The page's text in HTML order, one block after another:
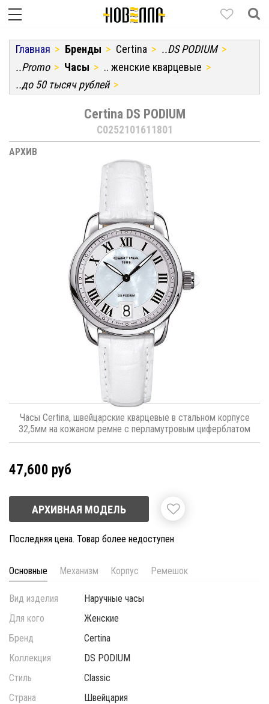
Главная Бренды Certina
..DS PODIUM
..Promo
Часы
.. женские кварцевые
..до 50 тысяч рублей
Certina DS PODIUM
C0252101611801
АРХИВ
Часы Certina, швейцарские кварцевые в стальном корпусе
32,5мм на кожаном ремне с перламутровым циферблатом
47,600 руб
АРХИВНАЯ МОДЕЛЬ
Последняя цена. Товар более недоступен
Основные Механизм Корпус Ремешок
Вид изделия
Наручные часы
Для кого
Женские
Бренд
Certina
Коллекция
DS PODIUM
Стиль
Classic
Страна
Швейцария